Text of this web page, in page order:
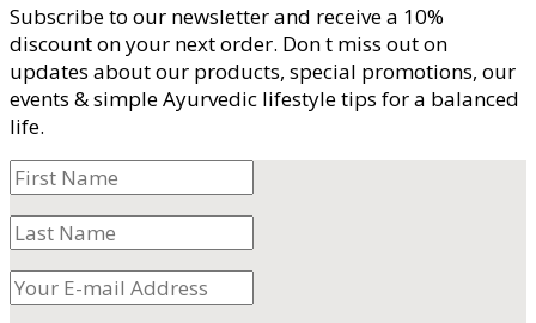
Subscribe to our newsletter and receive a 10%
discount on your next order. Don t miss out on
updates about our products, special promotions, our
events & simple Ayurvedic lifestyle tips for a balanced
life.